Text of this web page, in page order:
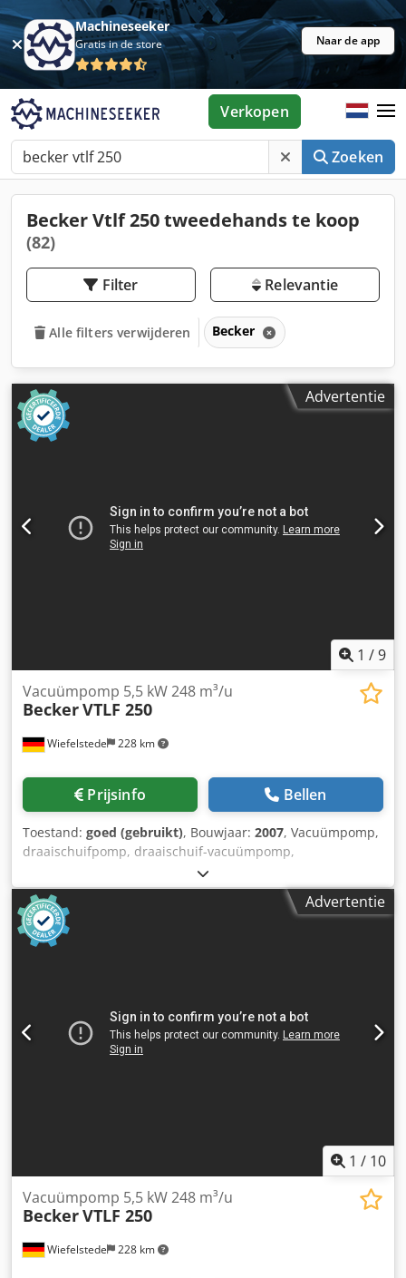
Machineseeker
Gratis in de store Naar de app
Zoeken
Verkopen
Becker Vtlf 250 tweedehands te koop
(82)
Filter Relevantie
Alle filters verwijderen Becker
Advertentie
1 /9
Wiefelstede 228 km
Vacuümpomp 5,5 kW 248 m³/u
BeckerVTLF 250
Prijsinfo Bellen
Toestand: goed (gebruikt), Bouwjaar: 2007, Vacuümpomp,
draaischuifpomp, draaischuif-vacuümpomp,
druk-/vacuümpomp, draaischuif druk-/vacuümpomp -
Fabrikant: Becker, druk-/vacuümpomp type VTLF 250 -
Aandrijving: AEG 5,5 kW / 950 tpm - Volumestroom: 248
m³/h - Zuigdruk: 200 mbar - Eindcompressiedruk: mbar -
Afmetingen: 1200/620/H820 mm Dcedpfx Aeypci Soh Rok -
Advertentie
1 / 10
Wiefelstede 228 km
Vacuümpomp 5,5 kW 248 m³/u
BeckerVTLF 250